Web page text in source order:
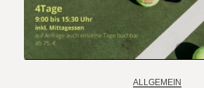
ALLGEMEIN